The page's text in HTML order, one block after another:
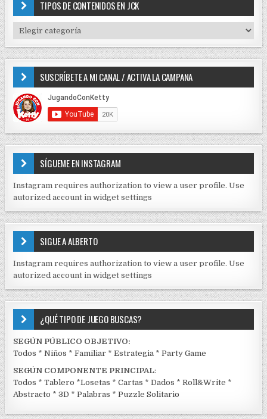
n
e
e
n
r
a
d
f
r
:
TIPOS DE CONTENIDOS EN JCK
I
P
D
E
C
O
N
T
I
D
S
E
J
C
K
SUSCRÍBETE A MI CANAL / ACTIVA LA CAMPANA
SÍGUEME EN INSTAGRAM
Instagram requires authorization to view a user profile. Use
autorized account in widget settings
SIGUE A ALBERTO
Instagram requires authorization to view a user profile. Use
autorized account in widget settings
¿QUÉ TIPO DE JUEGO BUSCAS?
SEGÚN PÚBLICO OBJETIVO:
Todos *Niños *Familiar *Estrategia *Party Game
SEGÚN COMPONENTE PRINCIPAL:
Todos *Tablero *Losetas *Cartas *Dados *Roll&Write *
Abstracto *3D *Palabras *Puzzle Solitario